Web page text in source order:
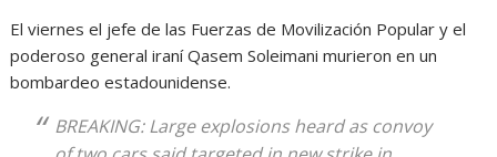
El viernes el jefe de las Fuerzas de Movilización Popular y el
poderoso general iraní Qasem Soleimani murieron en un
bombardeo estadounidense.
BREAKING: Large explosions heard as convoy